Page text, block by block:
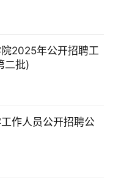
院2025年公开招聘工
二批)
工作人员公开招聘公